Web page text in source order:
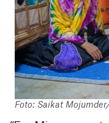
Foto: Saikat